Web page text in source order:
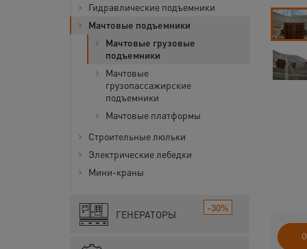
Гидравлические подъемники
Мачтовые подъемники
Мачтовые грузовые
подъемники
Мачтовые
грузопассажирские
подъемники
Мачтовые платформы
Строительные люльки
Электрические лебедки
Мини-краны
ГЕНЕРАТОРЫ
-30%